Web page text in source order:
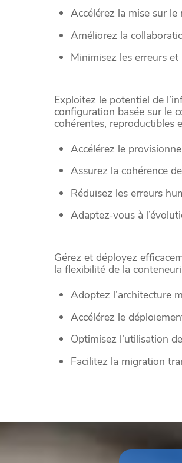
Accélérez la mise sur
Améliorez la
Minimisez les erreurs
Exploitez le potentiel de
configuration basée sur le
cohérentes, reproductibles
Accélérez le
Assurez la cohérence
Réduisez les erreurs
Adaptez-vous à
Gérez et déployez
la flexibilité de la
Adoptez l’architecture
Accélérez le
Optimisez l’utilisation
Facilitez la migration